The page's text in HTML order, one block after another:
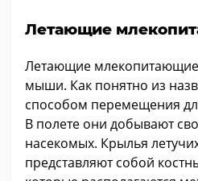
Летающие
Летающие
мыши. Как понятно из
способом перемещения
В полете они добывают
насекомых. Крылья
представляют собой